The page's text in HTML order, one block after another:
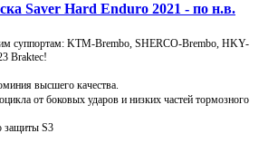
Saver Hard Enduro 2021 - по н.в.
суппортам: KTM-Brembo, SHERCO-Brembo, HKY-
Braktec!
высшего качества.
от боковых ударов и низких частей тормозного
защиты S3